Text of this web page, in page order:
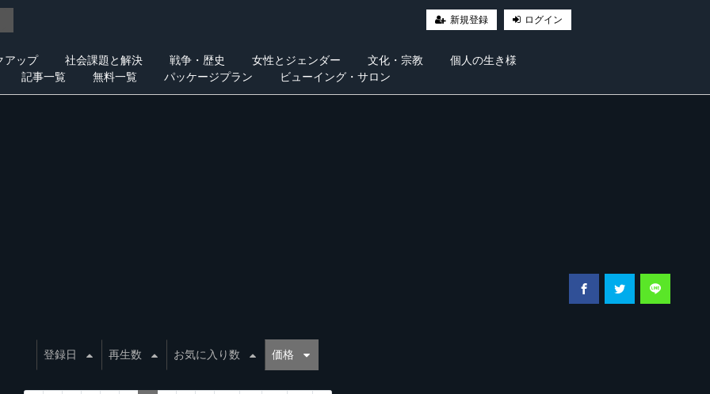
新規登録 ログイン
アップ 社会課題と解決 戦争・歴史 女性とジェンダー 文化・宗教
個人の生き様
記事一覧
無料一覧 パッケージプラン ビューイング・サロン
登録日 再生数 お気に入り数 価格